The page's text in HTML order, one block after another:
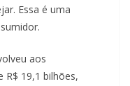
Essa é uma
aos
R$ 19,1 bilhões,